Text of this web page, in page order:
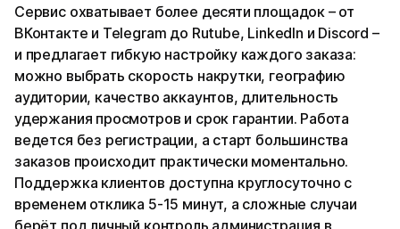
Сервис охватывает более десяти площадок – от
ВКонтакте и Telegram до Rutube, LinkedIn и Discord –
и предлагает гибкую настройку каждого заказа:
можно выбрать скорость накрутки, географию
аудитории, качество аккаунтов, длительность
удержания просмотров и срок гарантии. Работа
ведется без регистрации, а старт большинства
заказов происходит практически моментально.
Поддержка клиентов доступна круглосуточно с
временем отклика 5-15 минут, а сложные случаи